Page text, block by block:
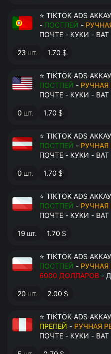
⭐ TIKTOK ADS
- ПОСТПЕЙ -
ПОЧТЕ - КУКИ -
23 шт. 1.70 $
⭐ TIKTOK ADS
ПОСТПЕЙ - РУЧНАЯ
ПОЧТЕ - КУКИ -
0 шт. 1.70 $
⭐ TIKTOK ADS
ПОСТПЕЙ - РУЧНАЯ
ПОЧТЕ - КУКИ -
0 шт. 1.70 $
⭐ TIKTOK ADS
ПОСТПЕЙ - РУЧНАЯ
ПОЧТЕ - КУКИ -
19 шт. 1.70 $
⭐ TIKTOK ADS
ПОСТПЕЙ - РУЧНАЯ
6000 ДОЛЛАРОВ -
ЗАПОЛНЕН -
20 шт. 2.00 $
⭐ TIKTOK ADS
ПРЕПЕЙ - РУЧНАЯ
ПОЧТЕ - КУКИ -